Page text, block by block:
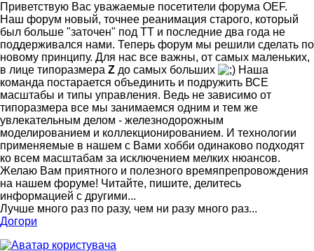
Приветствую Вас уважаемые посетители форума OEF.
Наш форум новый, точнее реанимация старого, который
был больше "заточен" под ТТ и последние два года не
поддерживался нами. Теперь форум мы решили сделать по
новому принципу. Для нас все важны, от самых маленьких,
в лице типоразмера Z до самых больших
Наша
команда постарается объединить и подружить ВСЕ
масштабы и типы управления. Ведь не зависимо от
типоразмера все мы занимаемся одним и тем же
увлекательным делом - железнодорожным
моделированием и коллекционированием. И технологии
применяемые в нашем с Вами хобби одинаково подходят
ко всем масштабам за исключением мелких нюансов.
Желаю Вам приятного и полезного времяпрепровождения
на нашем форуме! Читайте, пишите, делитесь
информацией с другими...
Лучше много раз по разу, чем ни разу много раз...
Догори